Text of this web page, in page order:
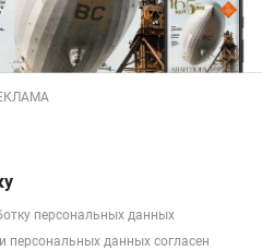
персональных данных
персональных данных согласен